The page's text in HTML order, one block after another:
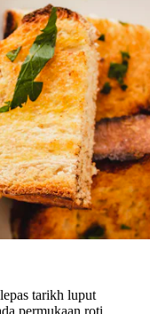
tarikh luput
permukaan roti